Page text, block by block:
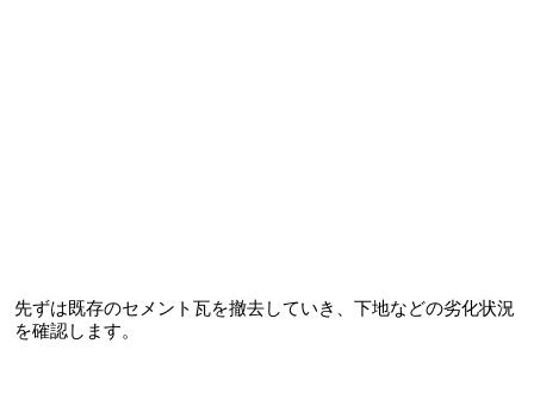
先ずは既存のセメント瓦を撤去していき、下地などの劣化状況
を確認します。